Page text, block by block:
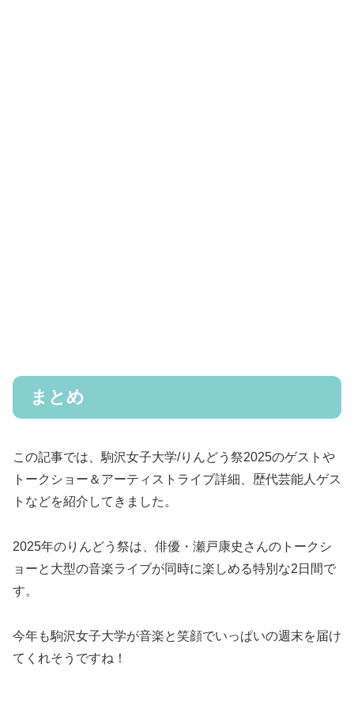
まとめ
この記事では、駒沢女子大学/りんどう祭2025のゲストや
トークショー＆アーティストライブ詳細、歴代芸能人ゲス
トなどを紹介してきました。
2025年のりんどう祭は、俳優・瀬戸康史さんのトークシ
ョーと大型の音楽ライブが同時に楽しめる特別な2日間で
す。
今年も駒沢女子大学が音楽と笑顔でいっぱいの週末を届け
てくれそうですね！